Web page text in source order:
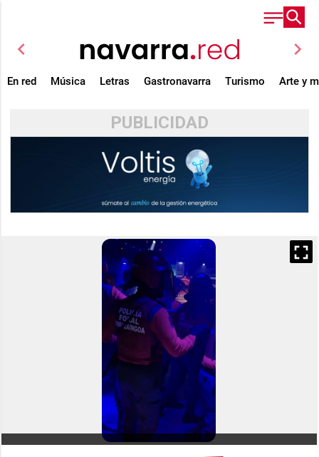
chevron_left chevron_right
En red Música Letras Gastronavarra Turismo Arte y
PUBLICIDAD